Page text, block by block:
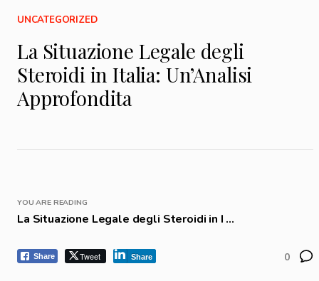
UNCATEGORIZED
La Situazione Legale degli
Steroidi in Italia: Un’Analisi
Approfondita
YOU ARE READING
La Situazione Legale degli Steroidi in I ...
Share Tweet Share 0